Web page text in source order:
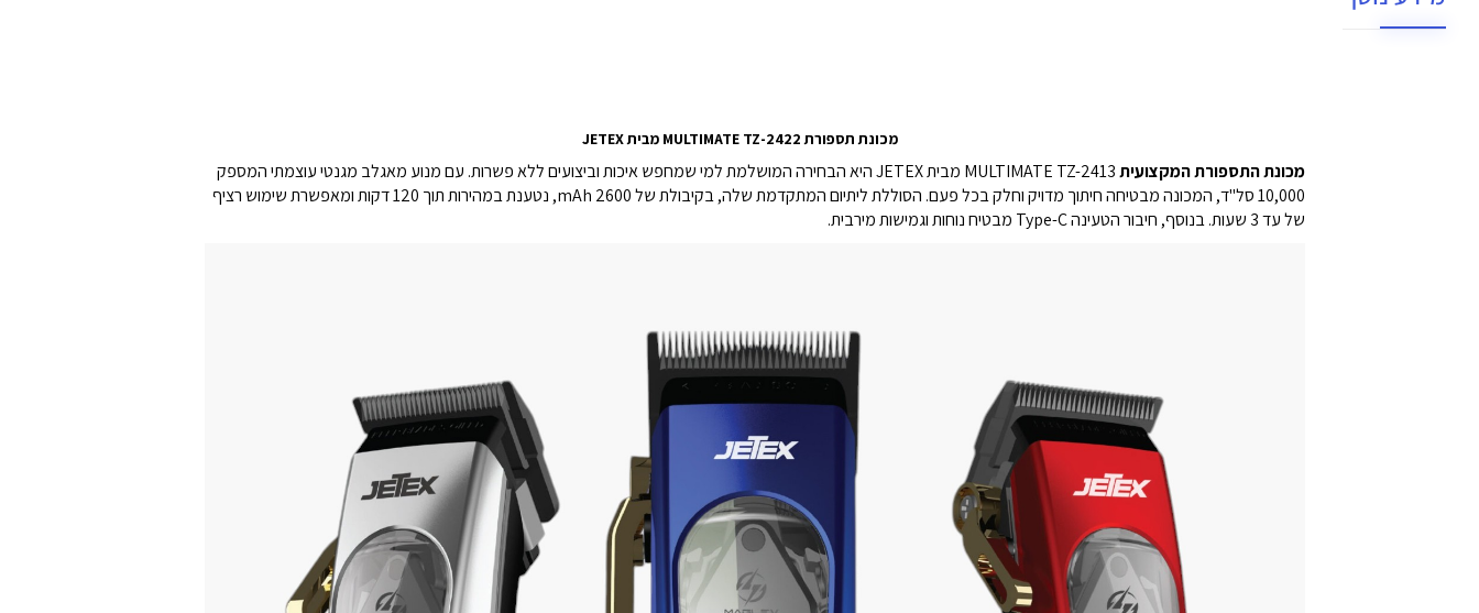
מכונת תספורת MULTIMATE TZ-2422 מבית JETEX
מכונת התספורת המקצועית
MULTIMATE TZ-2413 מבית JETEX היא הבחירה המושלמת למי שמחפש איכות וביצועים ללא פשרות. עם מנוע מאגלב מגנטי עוצמתי המספק
10,000 סל"ד, המכונה מבטיחה חיתוך מדויק וחלק בכל פעם. הסוללת ליתיום המתקדמת שלה, בקיבולת של 2600 mAh, נטענת במהירות תוך 120 דקות ומאפשרת שימוש רציף
של עד 3 שעות. בנוסף, חיבור הטעינה Type-C מבטיח נוחות וגמישות מירבית.